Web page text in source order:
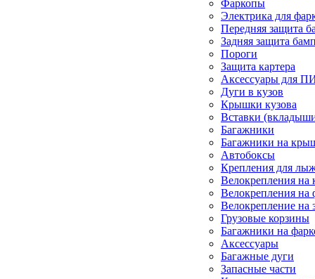
Фаркопы
Электрика для
Передняя защита
Задняя защита
Пороги
Защита картера
Аксессуары для
Дуги в кузов
Крышки кузова
Вставки
Багажники
Багажники на
Автобоксы
Крепления для
Велокрепления
Велокрепления на
Велокрепление на
Грузовые корзины
Багажники на
Аксессуары
Багажные дуги
Запасные части